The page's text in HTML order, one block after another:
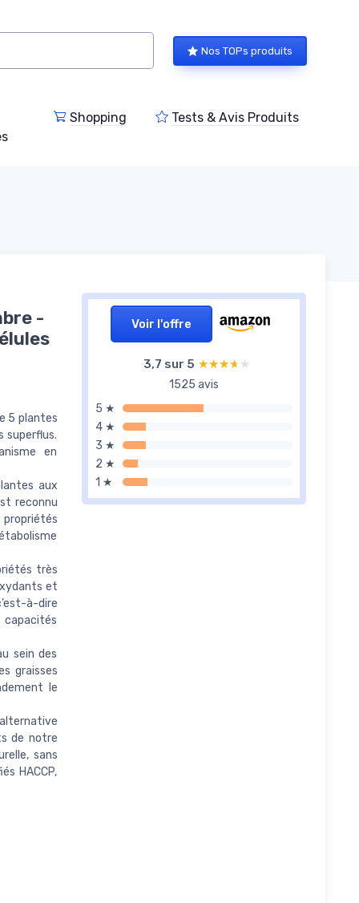
Nos TOPs produits
Shopping Tests & Avis Produits
Voir l'offre
3,7 sur 5 ★★★★★
★★★★★
1525 avis
5 ★
4 ★
3 ★
2 ★
1 ★
-
5 plantes
superflus.
en
aux
reconnu
très
et
à-dire
sein des
graisses
le
alternative
de notre
sans
HACCP,